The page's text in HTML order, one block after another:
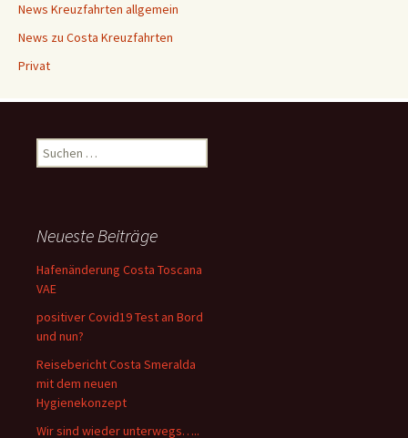
News Kreuzfahrten allgemein
News zu Costa Kreuzfahrten
Privat
Suchen
nach:
Neueste Beiträge
Hafenänderung Costa Toscana
VAE
positiver Covid19 Test an Bord
und nun?
Reisebericht Costa Smeralda
mit dem neuen
Hygienekonzept
Wir sind wieder unterwegs…..